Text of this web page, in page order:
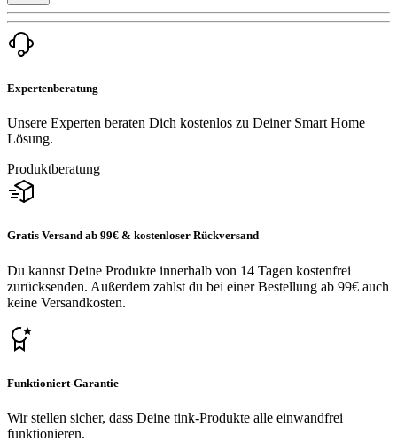
Expertenberatung
Unsere Experten beraten Dich kostenlos zu Deiner Smart Home
Lösung.
Produktberatung
Gratis Versand ab 99€ & kostenloser Rückversand
Du kannst Deine Produkte innerhalb von 14 Tagen kostenfrei
zurücksenden. Außerdem zahlst du bei einer Bestellung ab 99€ auch
keine Versandkosten.
Funktioniert-Garantie
Wir stellen sicher, dass Deine tink-Produkte alle einwandfrei
funktionieren.